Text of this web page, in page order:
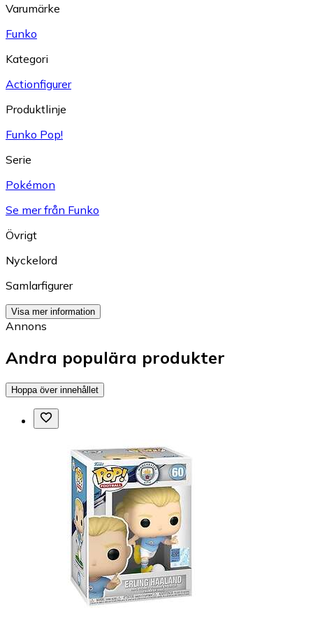
Varumärke
Funko
Kategori
Actionfigurer
Produktlinje
Funko Pop!
Serie
Pokémon
Se mer från Funko
Övrigt
Nyckelord
Samlarfigurer
Visa mer information
Annons
Andra populära produkter
Hoppa över innehållet